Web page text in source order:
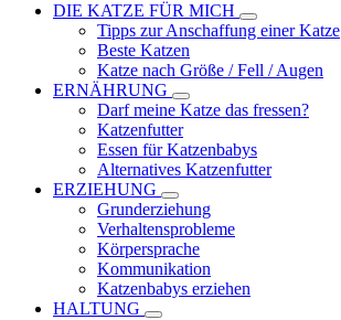
DIE KATZE FÜR MICH
Tipps zur Anschaffung einer Katze
Beste Katzen
Katze nach Größe / Fell / Augen
ERNÄHRUNG
Darf meine Katze das fressen?
Katzenfutter
Essen für Katzenbabys
Alternatives Katzenfutter
ERZIEHUNG
Grunderziehung
Verhaltensprobleme
Körpersprache
Kommunikation
Katzenbabys erziehen
HALTUNG